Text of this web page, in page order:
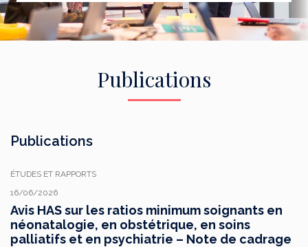
Publications
Publications
ÉTUDES ET RAPPORTS
16/06/2026
Avis HAS sur les ratios minimum soignants en
néonatalogie, en obstétrique, en soins
palliatifs et en psychiatrie – Note de cadrage